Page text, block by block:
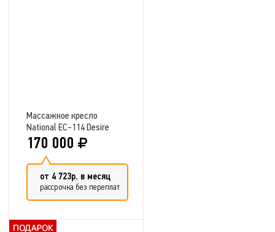
Массажное кресло
National EC-114 Desire
DeLuxe
170 000
от 4 723р. в месяц
рассрочка без переплат